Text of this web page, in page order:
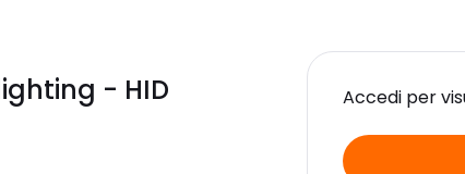
lighting - HID
Accedi per